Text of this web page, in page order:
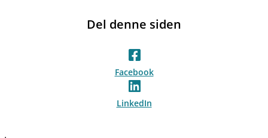
Del denne siden
Facebook
LinkedIn